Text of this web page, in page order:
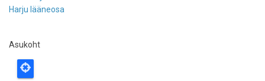
Harju lääneosa
Asukoht